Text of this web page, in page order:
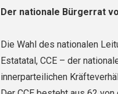
Der nationale Bürgerrat
Die Wahl des nationalen
Estatatal, CCE – der
innerparteilichen